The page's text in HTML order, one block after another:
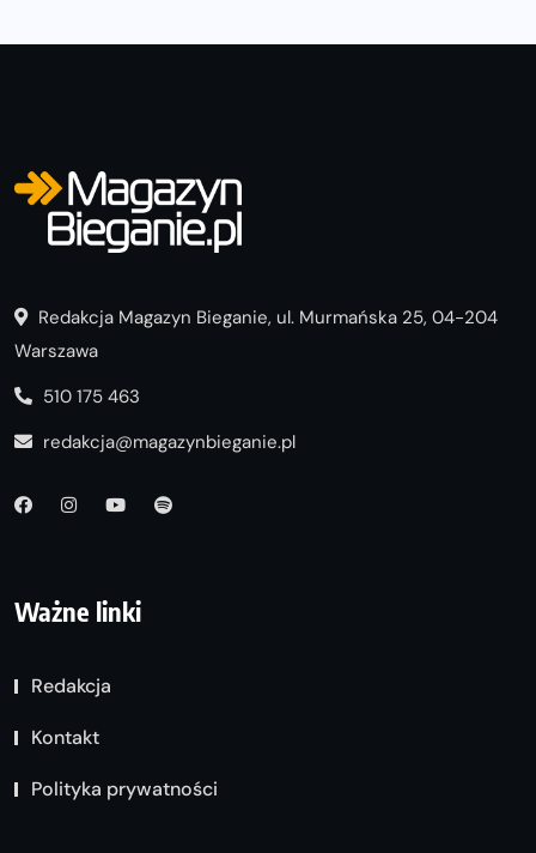
Redakcja Magazyn Bieganie, ul. Murmańska 25, 04-204
Warszawa
510 175 463
redakcja@magazynbieganie.pl
Ważne linki
Redakcja
Kontakt
Polityka prywatności